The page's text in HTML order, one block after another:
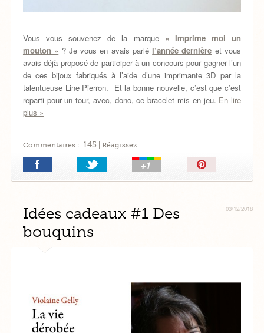
Vous vous souvenez de la marque« Imprime moi un
mouton » ? Je vous en avais parlé l’année dernière et vous
avais déjà proposé de participer à un concours pour gagner l’un
de ces bijoux fabriqués à l’aide d’une imprimante 3D par la
talentueuse Line Pierron. Et la bonne nouvelle, c’est que c’est
reparti pour un tour, avec, donc, ce bracelet mis en jeu. En lire
plus »
Commentaires : 145 | Réagissez
Épingler!
03/12/2018
Idées cadeaux #1 Des
bouquins